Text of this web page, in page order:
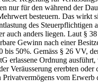
nur für den während der
besteuern. Das wirkt
des Steuerpflichtigen
auch anders liegen. Laut §
Gewinn nach einer
bis 50%. Gemäss § 26 VV,
erlassene Ordnung
Veräusserung ererbten oder
Privatvermögens vom Erwerb